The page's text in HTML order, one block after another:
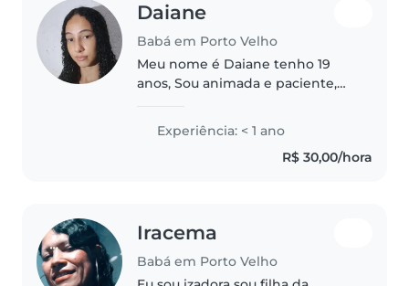
Daiane
Babá em Porto Velho
Meu nome é Daiane tenho 19
anos, Sou animada e paciente,
habilidades em música, desenho
e jogos. Estou à disposição para
Experiência: < 1 ano
R$ 30,00/hora
Iracema
Babá em Porto Velho